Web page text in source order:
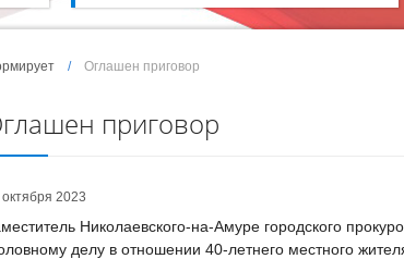
/ Оглашен приговор
приговор
2023
Николаевского-на-Амуре городского
делу в отношении 40-летнего местного